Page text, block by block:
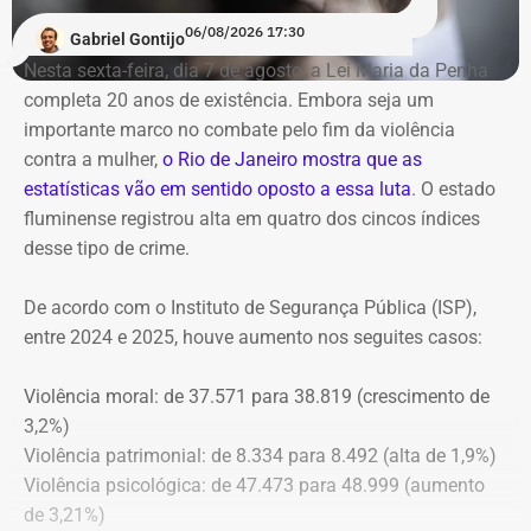
O voto do relator José Gomes Graciosa, aprovado pelo
plenário do TCE-RJ, determina a notificação da ex-
presidente do Itaprevi Fernanda; do ex-prefeito de Itaguaí,
Rubem Vieira de Souza, o Rubão; e de outros diretores e
conselheiros do fundo municipal.
Além disso, o tribunal aprovou a expedição de ofício com
cópia integral do processo ao Ministério Público do
apuração de possíveis ilícitos nas esferas cível e criminal,
e à Secretaria de Regime Próprio e Complementar do
Gabriel Gontijo06/08/2026 17:30
Nesta sexta-feira, dia 7 de agosto, a Lei Maria da Penha
completa 20 anos de existência. Embora seja um
importante marco no combate pelo fim da violência
contra a mulher, o Rio de Janeiro mostra que as
estatísticas vão em sentido oposto a essa luta. O estado
fluminense registrou alta em quatro dos cincos índices
desse tipo de crime.
De acordo com o Instituto de Segurança Pública (ISP),
entre 2024 e 2025, houve aumento nos seguites casos:
Violência moral: de 37.571 para 38.819 (crescimento de
3,2%)
Violência patrimonial: de 8.334 para 8.492 (alta de 1,9%)
Violência psicológica: de 47.473 para 48.999 (aumento
de 3,21%)